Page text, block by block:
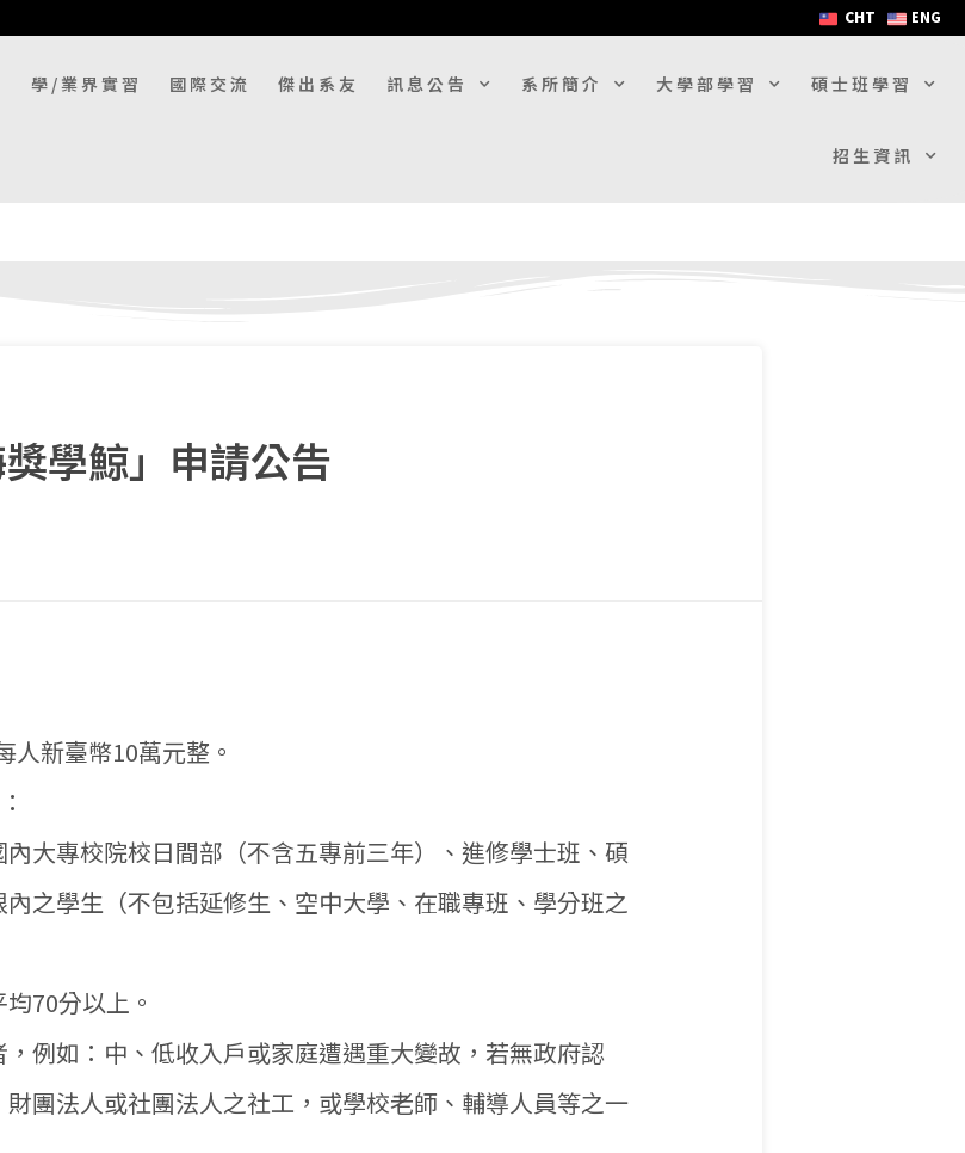
CHT ENG
學/業界實習 國際交流 傑出系友 訊息公告 系所簡介 大學部學習 碩士班學習
招生資訊
學鯨」申請公告
人新臺幣10萬元整。
大專校院校日間部（不含五專前三年）、進修學士班、碩
之學生（不包括延修生、空中大學、在職專班、學分班之
70分以上。
例如：中、低收入戶或家庭遭遇重大變故，若無政府認
團法人或社團法人之社工，或學校老師、輔導人員等之一